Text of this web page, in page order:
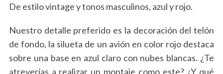
De estilo vintage y tonos masculinos, azul y rojo.
Nuestro detalle preferido es la decoración del telón
de fondo, la silueta de un avión en color rojo destaca
sobre una base en azul claro con nubes blancas. ¿Te
atreverías a realizar un montaje como este? ¿Y qué